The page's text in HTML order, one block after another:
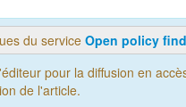
du service Open policy
pour la diffusion en
de l'article.